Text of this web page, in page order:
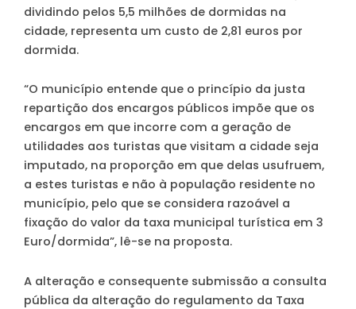
dividindo pelos 5,5 milhões de dormidas na
cidade, representa um custo de 2,81 euros por
dormida.
“O município entende que o princípio da justa
repartição dos encargos públicos impõe que os
encargos em que incorre com a geração de
utilidades aos turistas que visitam a cidade seja
imputado, na proporção em que delas usufruem,
a estes turistas e não à população residente no
município, pelo que se considera razoável a
fixação do valor da taxa municipal turística em 3
Euro/dormida”, lê-se na proposta.
A alteração e consequente submissão a consulta
pública da alteração do regulamento da Taxa